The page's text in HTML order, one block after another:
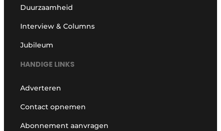
Duurzaamheid
Interview & Columns
Jubileum
HANDIGE LINKS
Adverteren
Contact opnemen
Abonnement aanvragen